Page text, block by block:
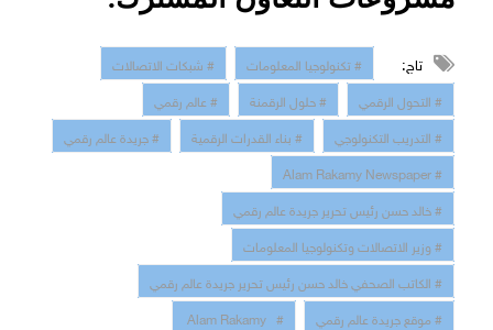
تاج: # تكنولوجيا المعلومات
# شبكات الاتصالات
# التحول الرقمي
# حلول الرقمنة
# عالم رقمي
# التدريب التكنولوجي
# بناء القدرات الرقمية
# جريدة عالم رقمي
# Alam Rakamy Newspaper
# خالد حسن رئيس تحرير جريدة عالم رقمي
# وزير الاتصالات وتكنولوجيا المعلومات
# الكاتب الصحفي خالد حسن رئيس تحرير جريدة عالم رقمي
# موقع جريدة عالم رقمي
# Alam Rakamy